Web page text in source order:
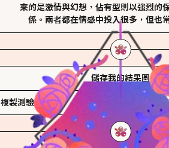
來的是激情與幻想，佔有型則以強烈的
係。兩者都在情感中投入很多，但也
儲存我的結果圖
複製測驗連結 查看香氛類型全